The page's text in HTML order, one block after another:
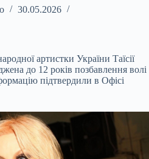
30.05.2026
артистки України Таїсії
до 12 років позбавлення волі
підтвердили в Офісі